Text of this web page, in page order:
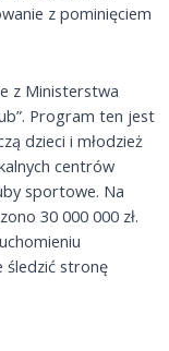
z pominięciem
z Ministerstwa
Program ten jest
dzieci i młodzież
centrów
sportowe. Na
30 000 000 zł.
śledzić stronę